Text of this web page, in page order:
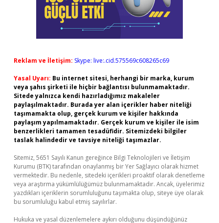
Reklam ve İletişim: Skype: live:.cid.575569c608265c69
Yasal Uyarı: Bu internet sitesi, herhangi bir marka, kurum
veya şahıs şirketi ile hiçbir bağlantısı bulunmamaktadır.
Sitede yalnızca kendi hazırladığımız makaleler
paylaşılmaktadır. Burada yer alan içerikler haber niteliği
taşımamakta olup, gerçek kurum ve kişiler hakkında
paylaşım yapılmamaktadır. Gerçek kurum ve kişiler ile isim
benzerlikleri tamamen tesadüfidir. Sitemizdeki bilgiler
taslak halindedir ve tavsiye niteliği taşımazlar.
Sitemiz, 5651 Sayılı Kanun gereğince Bilgi Teknolojileri ve İletişim
Kurumu (BTK) tarafından onaylanmış bir Yer Sağlayıcı olarak hizmet
vermektedir. Bu nedenle, sitedeki içerikleri proaktif olarak denetleme
veya araştırma yükümlülüğümüz bulunmamaktadır. Ancak, üyelerimiz
yazdıkları içeriklerin sorumluluğunu taşımakta olup, siteye üye olarak
bu sorumluluğu kabul etmiş sayılırlar.
Hukuka ve yasal düzenlemelere aykırı olduğunu düşündüğünüz